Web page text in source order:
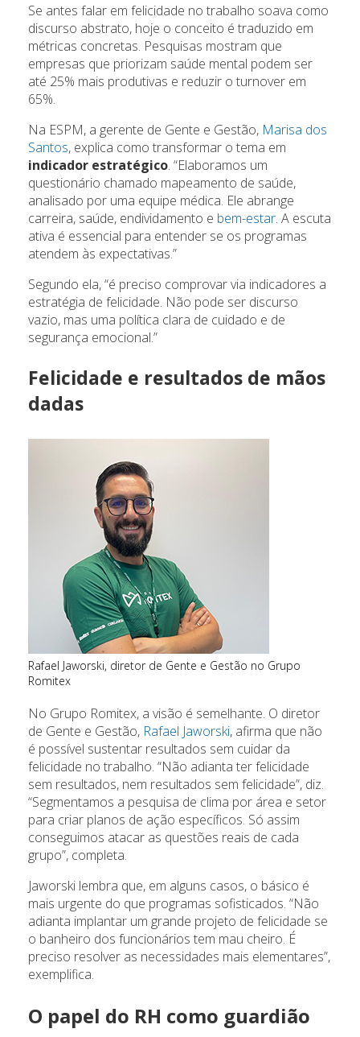
Se antes falar em felicidade no trabalho soava como
discurso abstrato, hoje o conceito é traduzido em
métricas concretas. Pesquisas mostram que
empresas que priorizam saúde mental podem ser
até 25% mais produtivas e reduzir o turnover em
65%.
Na ESPM, a gerente de Gente e Gestão, Marisa dos
Santos, explica como transformar o tema em
indicador estratégico. “Elaboramos um
questionário chamado mapeamento de saúde,
analisado por uma equipe médica. Ele abrange
carreira, saúde, endividamento e bem-estar. A escuta
ativa é essencial para entender se os programas
atendem às expectativas.”
Segundo ela, “é preciso comprovar via indicadores a
estratégia de felicidade. Não pode ser discurso
vazio, mas uma política clara de cuidado e de
segurança emocional.”
Felicidade e resultados de mãos
dadas
Rafael Jaworski, diretor de Gente e Gestão no Grupo
Romitex
No Grupo Romitex, a visão é semelhante. O diretor
de Gente e Gestão, Rafael Jaworski, afirma que não
é possível sustentar resultados sem cuidar da
felicidade no trabalho. “Não adianta ter felicidade
sem resultados, nem resultados sem felicidade”, diz.
“Segmentamos a pesquisa de clima por área e setor
para criar planos de ação específicos. Só assim
conseguimos atacar as questões reais de cada
grupo”, completa.
Jaworski lembra que, em alguns casos, o básico é
mais urgente do que programas sofisticados. “Não
adianta implantar um grande projeto de felicidade se
o banheiro dos funcionários tem mau cheiro. É
preciso resolver as necessidades mais elementares”,
exemplifica.
O papel do RH como guardião